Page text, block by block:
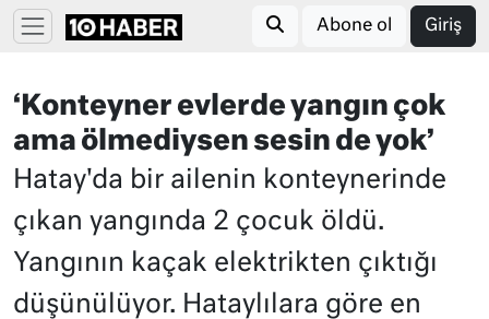
Abone ol Giriş
‘Konteyner evlerde yangın çok
ama ölmediysen sesin de yok’
Hatay'da bir ailenin konteynerinde
çıkan yangında 2 çocuk öldü.
Yangının kaçak elektrikten çıktığı
düşünülüyor. Hataylılara göre en